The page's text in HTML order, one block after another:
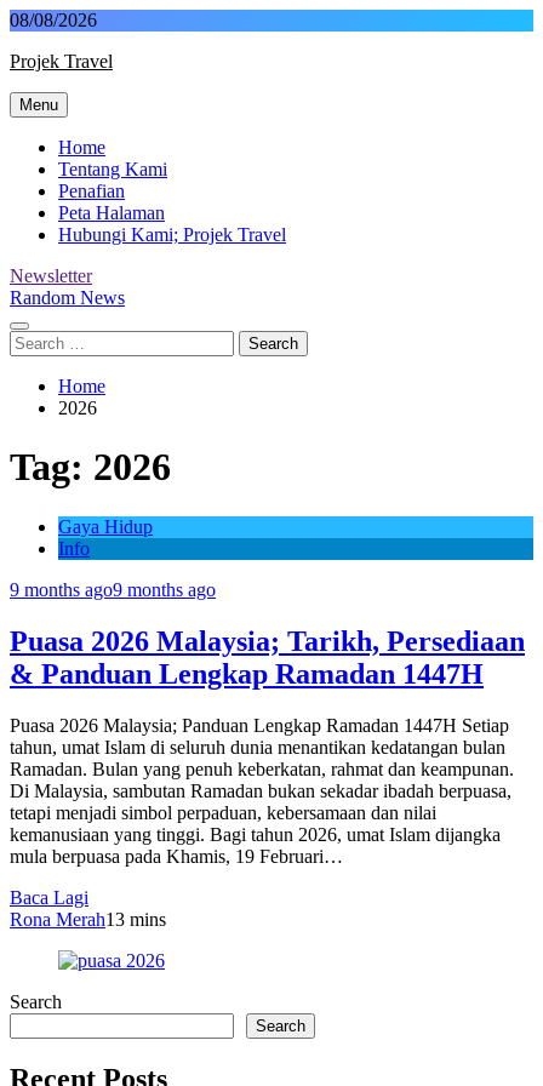
Skip
content
08/08/2026
Projek Travel
Malaysia Travel Portal
Menu
Home
Tentang Kami
Penafian
Peta Halaman
Hubungi Kami; Projek Travel
Newsletter
Random News
Search
for:
Home
2026
Tag: 2026
Gaya Hidup
Info
9 months ago9 months ago
Puasa 2026 Malaysia; Tarikh, Persediaan
& Panduan Lengkap Ramadan 1447H
Puasa 2026 Malaysia; Panduan Lengkap Ramadan 1447H Setiap
tahun, umat Islam di seluruh dunia menantikan kedatangan bulan
Ramadan. Bulan yang penuh keberkatan, rahmat dan keampunan.
Di Malaysia, sambutan Ramadan bukan sekadar ibadah berpuasa,
tetapi menjadi simbol perpaduan, kebersamaan dan nilai
kemanusiaan yang tinggi. Bagi tahun 2026, umat Islam dijangka
mula berpuasa pada Khamis, 19 Februari…
Baca Lagi
Rona Merah13 mins
Search
Search
Recent Posts